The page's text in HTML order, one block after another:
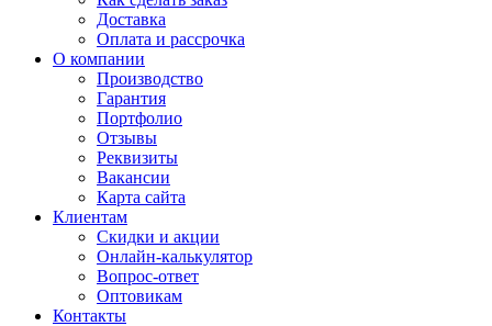
Доставка
Оплата и рассрочка
О компании
Производство
Гарантия
Портфолио
Отзывы
Реквизиты
Вакансии
Карта сайта
Клиентам
Скидки и акции
Онлайн-калькулятор
Вопрос-ответ
Оптовикам
Контакты